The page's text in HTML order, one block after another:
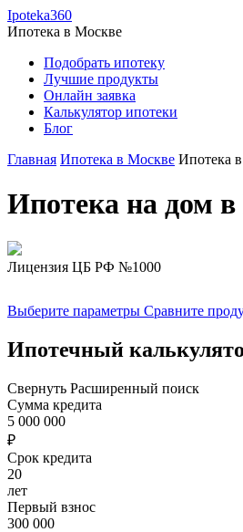
Ipoteka360
Ипотека в Москве
Подобрать ипотеку
Лучшие продукты
Онлайн заявка
Калькулятор ипотеки
Блог
Главная Ипотека в Москве Ипотека
Ипотека на дом
Лицензия ЦБ РФ №1000
Выберите параметры Сравните
Ипотечный
Свернуть Расширенный поиск
Сумма кредита
5 000 000
₽
Срок кредита
20
лет
Первый взнос
300 000